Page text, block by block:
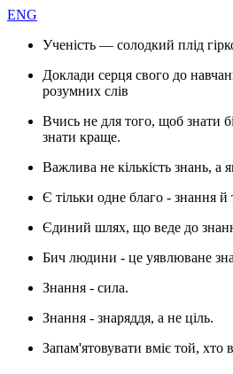
ENG
Ученість — солодкий плід
Доклади серця свого до
розумних слів
Вчись не для того, щоб знати
знати краще.
Важлива не кількість знань, а
Є тільки одне благо - знання й
Єдиний шлях, що веде до
Бич людини - це уявлюване
Знання - сила.
Знання - знаряддя, а не ціль.
Запам'ятовувати вміє той, хто